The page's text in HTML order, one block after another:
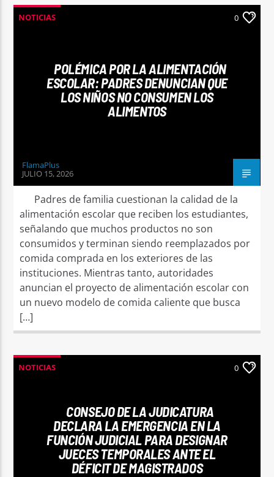
NOTICIAS 0
POLÉMICA POR LA ALIMENTACIÓN
ESCOLAR: PADRES DENUNCIAN QUE
LOS NIÑOS NO CONSUMEN LOS
ALIMENTOS
FlamaPlus
JULIO 15, 2026
Padres de familia cuestionan la calidad de la
alimentación escolar que reciben los estudiantes,
señalando que muchos productos no son
consumidos y terminan siendo reemplazados por
comida comprada en los exteriores de las
instituciones. Mientras tanto, autoridades
anuncian el proyecto de alimentación escolar con
un nuevo modelo de comida caliente que busca
[…]
NOTICIAS 0
CONSEJO DE LA JUDICATURA
DECLARA LA EMERGENCIA EN LA
FUNCIÓN JUDICIAL PARA DESIGNAR
JUECES TEMPORALES ANTE EL
DÉFICIT DE MAGISTRADOS